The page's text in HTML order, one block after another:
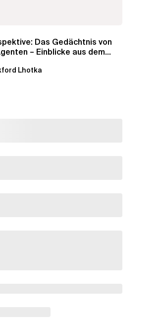
Das Gedächtnis von
– Einblicke aus dem...
Lhotka